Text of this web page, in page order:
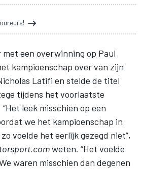
met een overwinning op Paul
kampioenschap over van zijn
Latifi en stelde de titel
tijdens het voorlaatste
leek misschien op een
we het kampioenschap in
voelde het eerlijk gezegd niet”,
weten. “Het voelde
waren misschien dan degenen